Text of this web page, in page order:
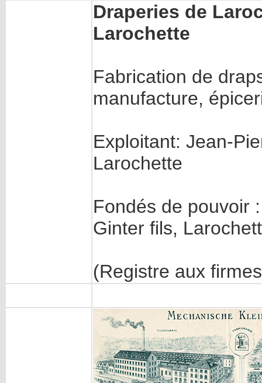
Draperies de
Larochette
Fabrication de
manufacture,
Exploitant: Jean-
Larochette
Fondés de pouvoir
Ginter fils,
(Registre aux